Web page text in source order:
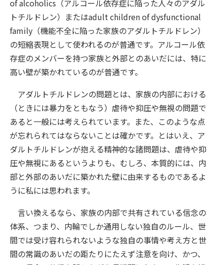
of alcoholics（アルコール依存症に陥った人々のアダル
トチルドレン）またはadult children of dysfunctional
family（機能不全に陥った家族のアダルトチルドレン）
の短縮表現として使われるのが普通です。アルコール依
存症のメンバーを持つ家族と外部とのあいだには、特に
高い壁が築かれているのが普通です。
アダルトチルドレンの問題とは、家族の内部における
（ときには暴力をともなう）虐待や抑圧や無視の問題で
あると一般には考えられています。また、このような点
が忘れられてはならないことは確かです。とはいえ、ア
ダルトチルドレンが抱える精神的な諸問題は、虐待や抑
圧や無視にあるというよりも、むしろ、本質的には、内
部と外部のあいだに築かれた壁に由来するものであるよ
うに私には思われます。
言い換えるなら、家族の内部で共有されている信念の
体系、つまり、内輪でしか通用しない独自のルール、世
間では受け容れられないような独自の事情や考え方と世
間の常識のあいだの距たりにたえず注意を向け、かつ、